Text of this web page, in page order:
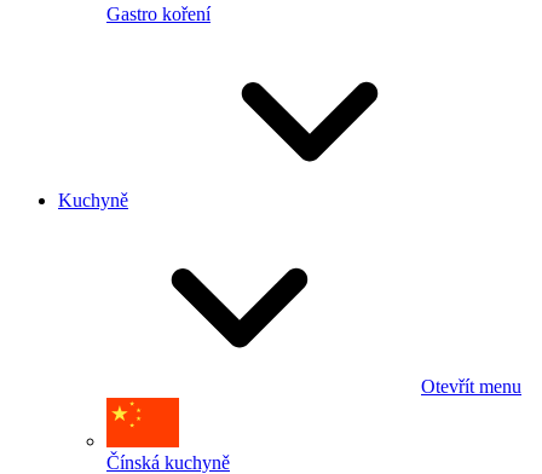
Gastro koření
Kuchyně
Otevřít menu
Čínská kuchyně